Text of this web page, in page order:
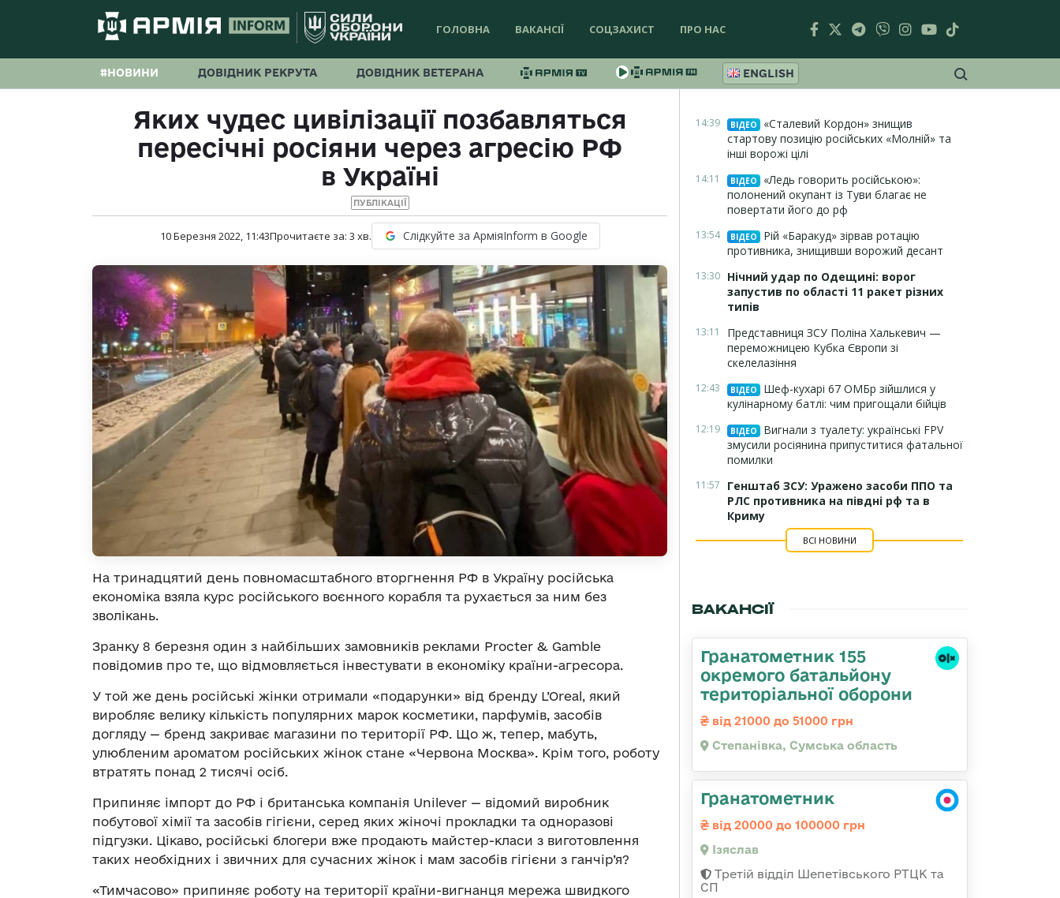
ГОЛОВНА ВАКАНСІЇ СОЦЗАХИСТ ПРО НАС
#НОВИНИ ДОВІДНИК РЕКРУТА ДОВІДНИК ВЕТЕРАНА ENGLISH
Яких чудес цивілізації позбавляться
пересічні росіяни через агресію РФ
в Україні
ПУБЛІКАЦІЇ
10 Березня 2022, 11:43Прочитаєте за: 3 хв. Слідкуйте за АрміяInform в Google
На тринадцятий день повномасштабного вторгнення РФ в Україну російська
економіка взяла курс російського воєнного корабля та рухається за ним без
зволікань.
Зранку 8 березня один з найбільших замовників реклами Procter & Gamble
повідомив про те, що відмовляється інвестувати в економіку країни-агресора.
У той же день російські жінки отримали «подарунки» від бренду L’Oreal, який
виробляє велику кількість популярних марок косметики, парфумів, засобів
догляду — бренд закриває магазини по території РФ. Що ж, тепер, мабуть,
улюбленим ароматом російських жінок стане «Червона Москва». Крім того, роботу
втратять понад 2 тисячі осіб.
Припиняє імпорт до РФ і британська компанія Unilever — відомий виробник
побутової хімії та засобів гігієни, серед яких жіночі прокладки та одноразові
підгузки. Цікаво, російські блогери вже продають майстер-класи з виготовлення
таких необхідних і звичних для сучасних жінок і мам засобів гігієни з ганчір’я?
«Тимчасово» припиняє роботу на території країни-вигнанця мережа швидкого
14:39 ВІДЕО
«Сталевий Кордон» знищив
стартову позицію російських «Молній» та
інші ворожі цілі
14:11 ВІДЕО
«Ледь говорить російською»:
полонений окупант із Туви благає не
повертати його до рф
13:54 ВІДЕО
Рій «Баракуд» зірвав ротацію
противника, знищивши ворожий десант
13:30 Нічний удар по Одещині: ворог
запустив по області 11 ракет різних
типів
13:11
Представниця ЗСУ Поліна Халькевич —
переможницею Кубка Європи зі
скелелазіння
12:43 ВІДЕО
Шеф-кухарі 67 ОМБр зійшлися у
кулінарному батлі: чим пригощали бійців
12:19 ВІДЕО
Вигнали з туалету: українські FPV
змусили росіянина припуститися фатальної
помилки
11:57
Генштаб ЗСУ: Уражено засоби ППО та
РЛС противника на півдні рф та в
Криму
ВСІ НОВИНИ
ВАКАНСІЇ
Гранатометник 155
окремого батальйону
територіальної оборони
від 21000 до 51000 грн
Степанівка, Сумська область
Гранатометник
від 20000 до 100000 грн
Ізяслав
Третій відділ Шепетівського РТЦК та
СП